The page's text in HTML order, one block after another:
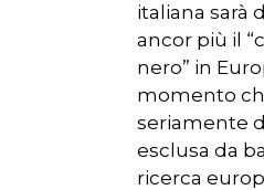
italiana sarà
ancor più il
nero” in
momento
seriamente
esclusa da
ricerca